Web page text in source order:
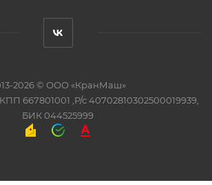
2026 © ООО «КранМаш»
667801001 ,Р/с 40702810302500019939,
БИК 044525999